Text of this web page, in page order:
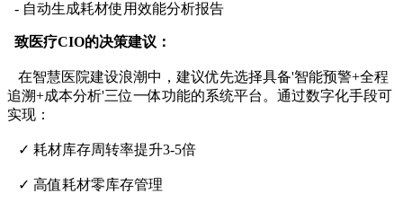
- 自动生成耗材使用效能分析报告
致医疗CIO的决策建议：
在智慧医院建设浪潮中，建议优先选择具备'智能预警+全程
追溯+成本分析'三位一体功能的系统平台。通过数字化手段可
实现：
✓ 耗材库存周转率提升3-5倍
✓ 高值耗材零库存管理